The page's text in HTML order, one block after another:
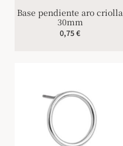
Base pendiente aro criolla
30mm
0,75€